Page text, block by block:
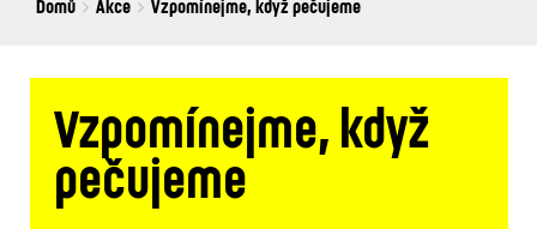
Breadcrumbs
You
Domů Akce Vzpomínejme, když pečujeme
Vzpomínejme, když
pečujeme